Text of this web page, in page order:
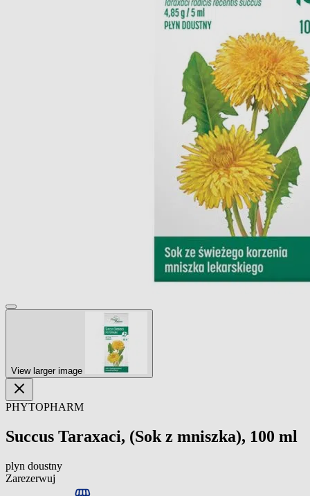
View larger image
PHYTOPHARM
Succus Taraxaci, (Sok z mniszka), 100 ml
plyn doustny
Zarezerwuj